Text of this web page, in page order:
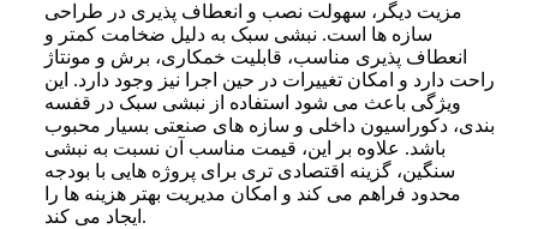
مزیت دیگر، سهولت نصب و انعطاف پذیری در طراحی
سازه ها است. نبشی سبک به دلیل ضخامت کمتر و
انعطاف پذیری مناسب، قابلیت خمکاری، برش و مونتاژ
راحت دارد و امکان تغییرات در حین اجرا نیز وجود دارد. این
ویژگی باعث می شود استفاده از نبشی سبک در قفسه
بندی، دکوراسیون داخلی و سازه های صنعتی بسیار محبوب
باشد. علاوه بر این، قیمت مناسب آن نسبت به نبشی
سنگین، گزینه اقتصادی تری برای پروژه هایی با بودجه
محدود فراهم می کند و امکان مدیریت بهتر هزینه ها را
ایجاد می کند.